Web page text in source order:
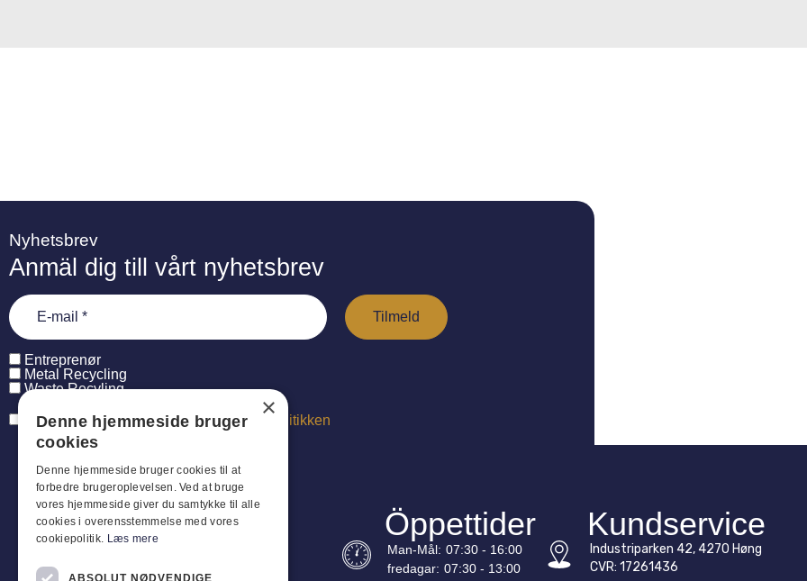
Nyhetsbrev
Anmäl dig till vårt nyhetsbrev
Entreprenør
Metal Recycling
Waste Recyling
Jeg har læst og acceptererpersondatapolitikken
Öppettider
Man-Mål: 07:30 - 16:00
fredagar: 07:30 - 13:00
Kundservice
Industriparken 42, 4270 Høng
CVR: 17261436
×
Denne hjemmeside bruger
cookies
Denne hjemmeside bruger cookies til at
forbedre brugeroplevelsen. Ved at bruge
vores hjemmeside giver du samtykke til alle
cookies i overensstemmelse med vores
cookiepolitik. Læs mere
ABSOLUT NØDVENDIGE